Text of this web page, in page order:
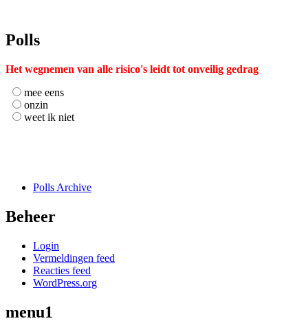
Polls
Het wegnemen van alle risico's leidt tot onveilig gedrag
mee eens
onzin
weet ik niet
Polls Archive
Beheer
Login
Vermeldingen feed
Reacties feed
WordPress.org
menu1